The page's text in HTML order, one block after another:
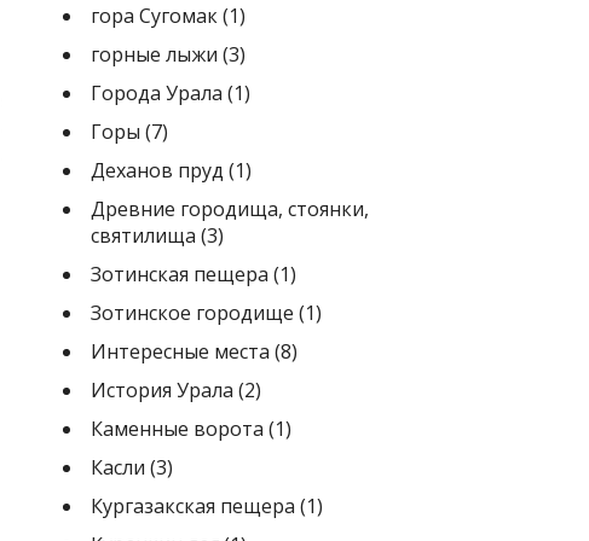
гора Сугомак(1)
горные лыжи (3)
Города Урала (1)
Горы (7)
Деханов пруд (1)
Древние городища, стоянки,
святилища (3)
Зотинская пещера (1)
Зотинское городище (1)
Интересные места (8)
История Урала (2)
Каменные ворота (1)
Касли (3)
Кургазакская пещера (1)